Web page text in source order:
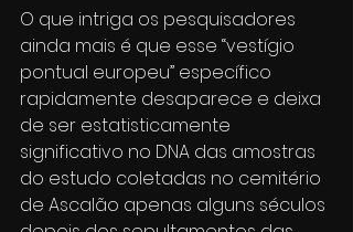
O que intriga os pesquisadores
ainda mais é que esse “vestígio
pontual europeu” específico
rapidamente desaparece e deixa
de ser estatisticamente
significativo no DNA das amostras
do estudo coletadas no cemitério
de Ascalão apenas alguns séculos